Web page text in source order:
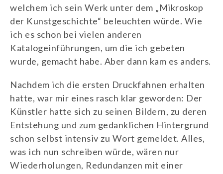
welchem ich sein Werk unter dem „Mikroskop
der Kunstgeschichte“ beleuchten würde. Wie
ich es schon bei vielen anderen
Katalogeinführungen, um die ich gebeten
wurde, gemacht habe. Aber dann kam es anders.
Nachdem ich die ersten Druckfahnen erhalten
hatte, war mir eines rasch klar geworden: Der
Künstler hatte sich zu seinen Bildern, zu deren
Entstehung und zum gedanklichen Hintergrund
schon selbst intensiv zu Wort gemeldet. Alles,
was ich nun schreiben würde, wären nur
Wiederholungen, Redundanzen mit einer